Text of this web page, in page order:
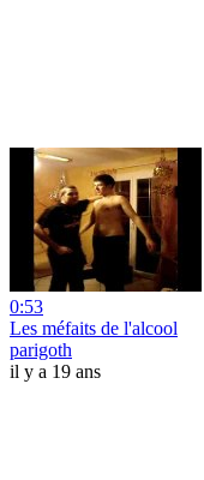
0:53
Les méfaits de l'alcool
parigoth
il y a 19 ans